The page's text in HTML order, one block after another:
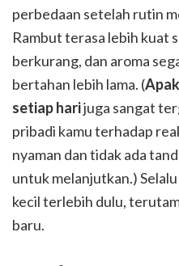
perbedaan setelah rutin
Rambut terasa lebih kuat
berkurang, dan aroma
bertahan lebih lama. (
setiap harijuga sangat
pribadi kamu terhadap
nyaman dan tidak ada
untuk melanjutkan.)
kecil terlebih dulu,
baru.